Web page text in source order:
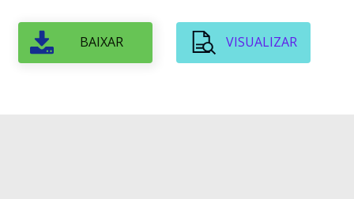
BAIXAR VISUALIZAR